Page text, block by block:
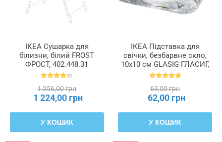
ІКЕА Сушарка для
білизни, білий FROST
ФРОСТ, 402.448.31
1 256,00 грн
1 224,00 грн
У КОШИК
ІКЕА Підставка для
свічки, безбарвне скло,
10x10 см GLASIG ГЛАСИГ,
602.591.43
63,00 грн
62,00 грн
У КОШИК